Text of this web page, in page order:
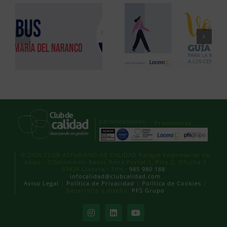
Certificaciones Promotores
© 2026 CLUB ASTURIANO DE CALIDAD Parque Empresarial de
Asipo · C/Secundino Roces Riera Portal 1, Piso 2, Oficina 3
33428 Llanera · Tlfn.: 985 980 188
infocalidad@clubcalidad.com
Aviso Legal
Política de Privacidad Política de Cookies
Desarrollo y diseño:
PFS Grupo
InstagramLinkedInYouTube